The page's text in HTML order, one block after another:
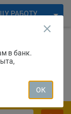
РАБОТУ
close
в банк.
ОК